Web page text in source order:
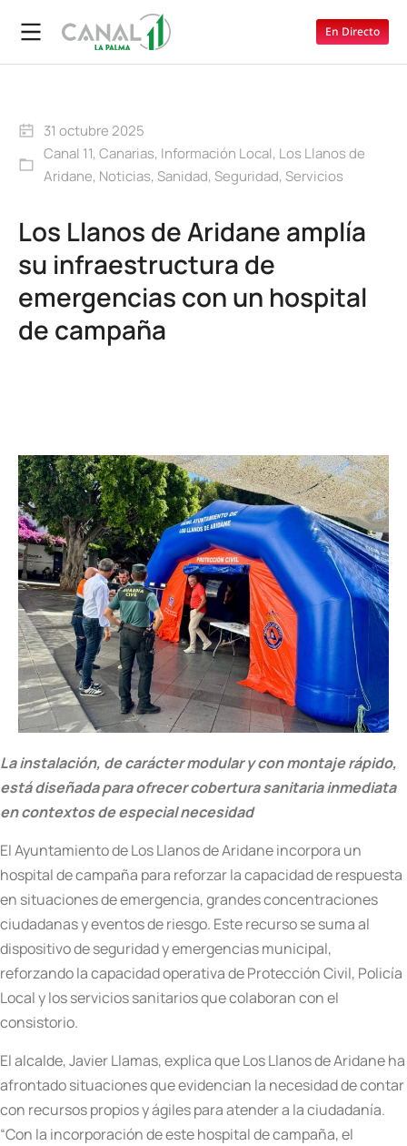
En Directo
31 octubre 2025
Canal 11, Canarias, Información Local, Los Llanos de
Aridane, Noticias, Sanidad, Seguridad, Servicios
Los Llanos de Aridane amplía
su infraestructura de
emergencias con un hospital
de campaña
La instalación, de carácter modular y con montaje rápido,
está diseñada para ofrecer cobertura sanitaria inmediata
en contextos de especial necesidad
El Ayuntamiento de Los Llanos de Aridane incorpora un
hospital de campaña para reforzar la capacidad de respuesta
en situaciones de emergencia, grandes concentraciones
ciudadanas y eventos de riesgo. Este recurso se suma al
dispositivo de seguridad y emergencias municipal,
reforzando la capacidad operativa de Protección Civil, Policía
Local y los servicios sanitarios que colaboran con el
consistorio.
El alcalde, Javier Llamas, explica que Los Llanos de Aridane ha
afrontado situaciones que evidencian la necesidad de contar
con recursos propios y ágiles para atender a la ciudadanía.
“Con la incorporación de este hospital de campaña, el